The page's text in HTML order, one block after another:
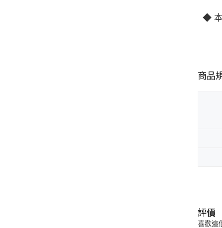
◆ 本
商品
評價
喜歡這